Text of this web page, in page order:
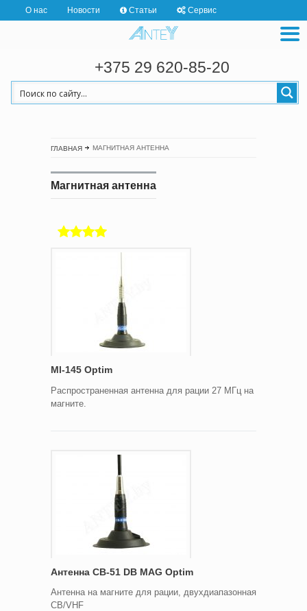
О нас Новости Статьи Сервис
+375 29 620-85-20
ГЛАВНАЯ МАГНИТНАЯ АНТЕННА
Магнитная антенна
Ml-145 Optim
Распространенная антенна для рации 27 МГц на
магните.
Антенна CB-51 DB MAG Optim
Антенна на магните для рации, двухдиапазонная
CB/VHF